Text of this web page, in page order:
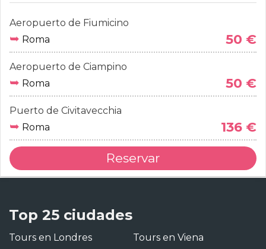
Aeropuerto de Fiumicino
➥ Roma 50 €
Aeropuerto de Ciampino
➥ Roma 50 €
Puerto de Civitavecchia
➥ Roma 136 €
Reservar
Top 25 ciudades
Tours en Londres
Tours en Viena